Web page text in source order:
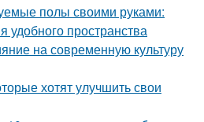
полы своими руками:
удобного пространства
на современную культуру
хотят улучшить свои